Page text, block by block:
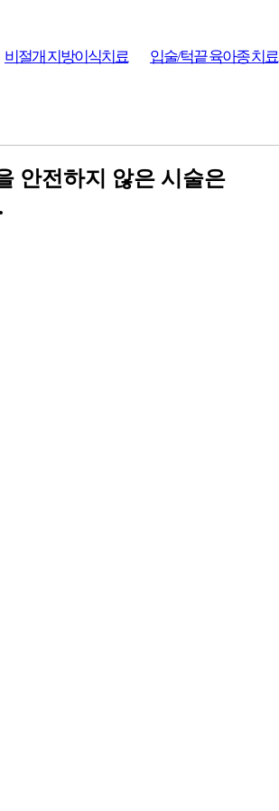
비절개 지방이식치료 입술/턱끝 육아종 치료
안전하지 않은 시술은